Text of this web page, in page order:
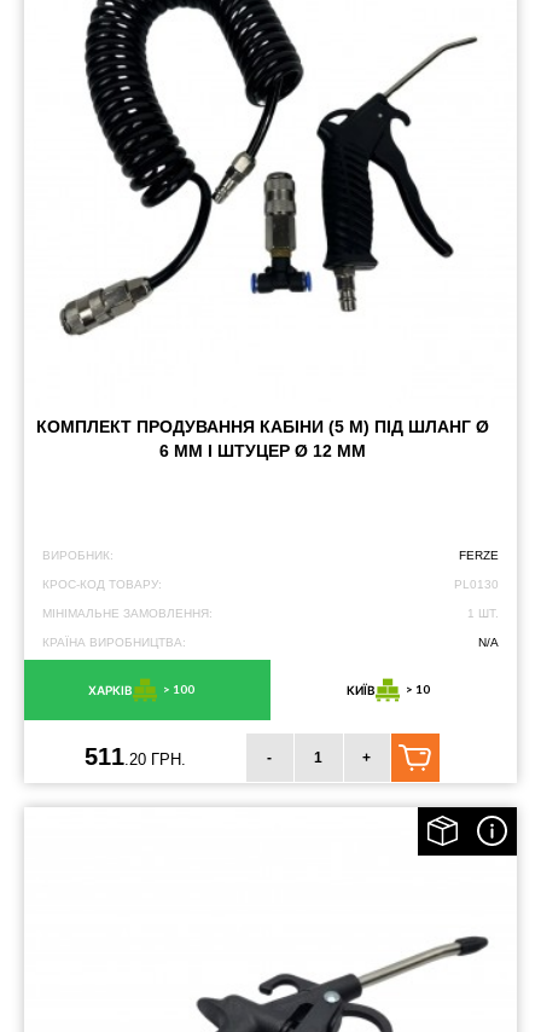
Пневматичні з'єднання
Запчастини
Інструменти
Оснащення причепів
Автономне опалення та кондиціонування
Стяжні ремені та троси
КОМПЛЕКТ ПРОДУВАННЯ КАБІНИ (5 М) ПІД ШЛАНГ Ø
6 ММ І ШТУЦЕР Ø 12 ММ
ВИРОБНИК: FERZE
КРОС-КОД ТОВАРУ: PL0130
МІНІМАЛЬНЕ ЗАМОВЛЕННЯ: 1 ШТ.
КРАЇНА ВИРОБНИЦТВА: N/A
ХАРКІВ > 100 КИЇВ > 10
511.20 ГРН. - +